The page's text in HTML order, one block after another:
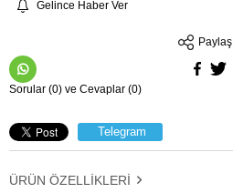
Gelince Haber Ver
Paylaş
Sorular (0) ve Cevaplar (0)
Telegram
ÜRÜN ÖZELLIKLERI